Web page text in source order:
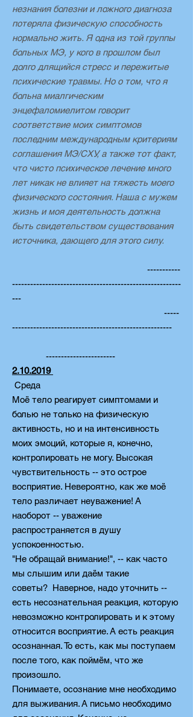
незнания болезни и ложного диагноза
потеряла физическую способность
нормально жить. Я одна из той группы
больных МЭ, у кого в прошлом был
долго длящийся стресс и пережитые
психические травмы. Но о том, что я
больна миалгическим
энцефаломиелитом говорит
соответствие моих симптомов
последним международным критериям
соглашения МЭ/СХУ, а также тот факт,
что чисто психическое лечение много
лет никак не влияет на тяжесть моего
физического состояния. Наша с мужем
жизнь и моя деятельность должна
быть свидетельством существования
источника, дающего для этого силу.
-----------
--------------------------------------------------------
---
-----
-----------------------------------------------------
-----------------------
2.10.2019
Среда
Моё тело реагирует симптомами и
болью не только на физическую
активность, но и на интенсивность
моих эмоций, которые я, конечно,
контролировать не могу. Высокая
чувствительность -- это острое
восприятие. Невероятно, как же моё
тело различает неуважение! А
наоборот -- уважение
распространяется в душу
успокоенностью.
"Не обращай внимание!", -- как часто
мы слышим или даём такие
советы? Наверное, надо уточнить --
есть несознательная реакция, которую
невозможно контролировать и к этому
относится восприятие. А есть реакция
осознанная. То есть, как мы поступаем
после того, как поймём, что же
произошло.
Понимаете, осознание мне необходимо
для выживания. А письмо необходимо